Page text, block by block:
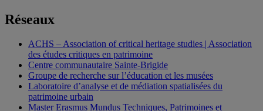
Réseaux
ACHS – Association of critical heritage studies | Association
des études critiques en patrimoine
Centre communautaire Sainte-Brigide
Groupe de recherche sur l’éducation et les musées
Laboratoire d’analyse et de médiation spatialisées du
patrimoine urbain
Master Erasmus Mundus Techniques, Patrimoines et